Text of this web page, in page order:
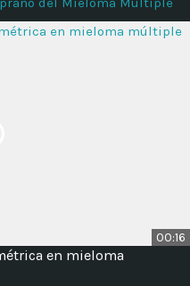
00:16
en mieloma